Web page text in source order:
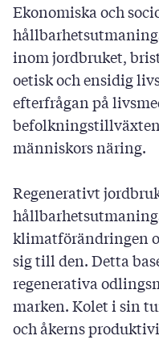
Ekonomiska och
inom jordbruket,
oetisk och ensidig
efterfrågan på
människors näring.
Regenerativt
klimatförändringen
sig till den. Detta
regenerativa
marken. Kolet i sin
och åkerns